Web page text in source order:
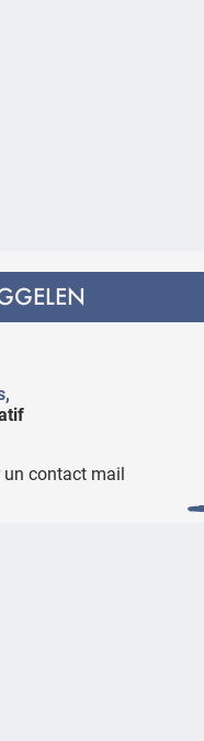
un contact mail